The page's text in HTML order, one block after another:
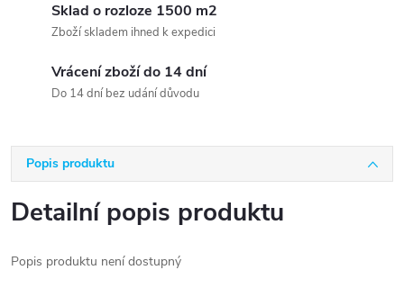
Sklad o rozloze 1500 m2
Zboží skladem ihned k expedici
Vrácení zboží do 14 dní
Do 14 dní bez udání důvodu
Popis produktu
Detailní popis produktu
Popis produktu není dostupný